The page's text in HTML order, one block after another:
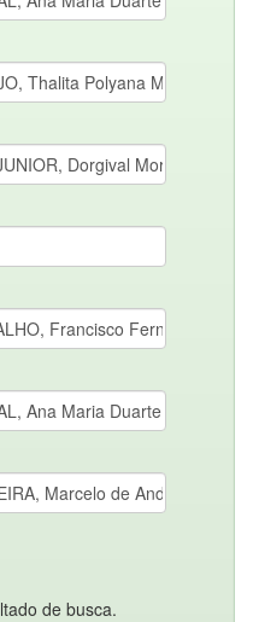
de busca.